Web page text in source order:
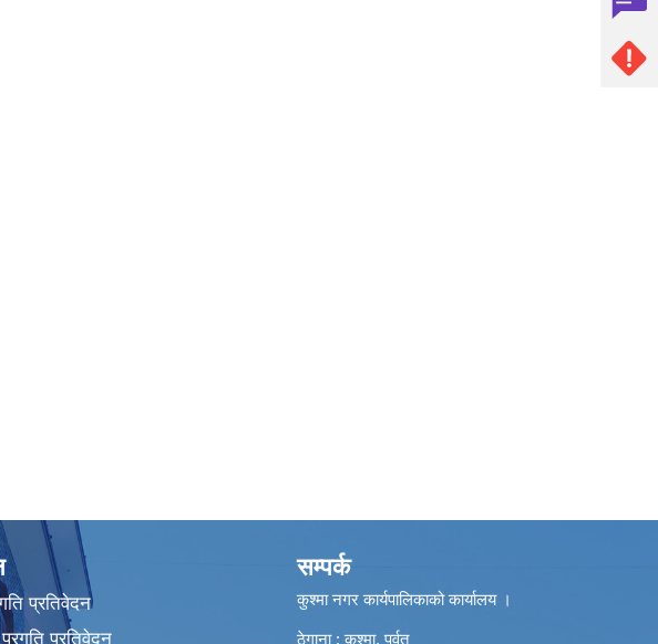
प्रतिवेदन
प्रतिवेदन
सम्पर्क
कुश्मा नगर कार्यपालिकाको कार्यालय ।
ठेगाना : कुश्मा, पर्वत